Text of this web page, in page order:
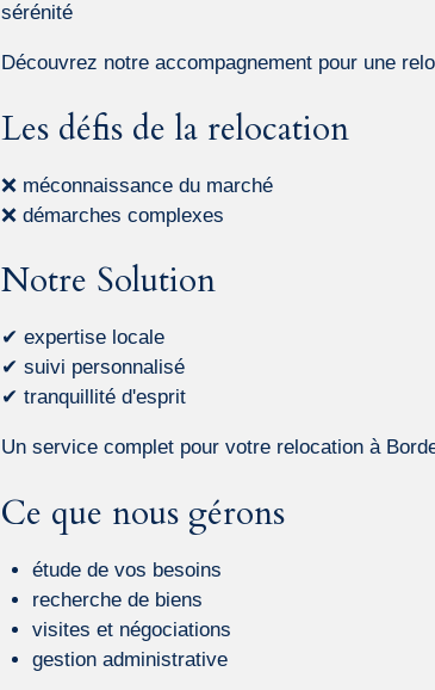
sérénité
Découvrez notre accompagnement pour une
Les défis de la relocation
❌ méconnaissance du marché
❌ démarches complexes
Notre Solution
✔ expertise locale
✔ suivi personnalisé
✔ tranquillité d'esprit
Un service complet pour votre relocation à
Ce que nous gérons
étude de vos besoins
recherche de biens
visites et négociations
gestion administrative